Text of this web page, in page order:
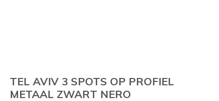
TEL AVIV 3 SPOTS OP PROFIEL
METAAL ZWART NERO